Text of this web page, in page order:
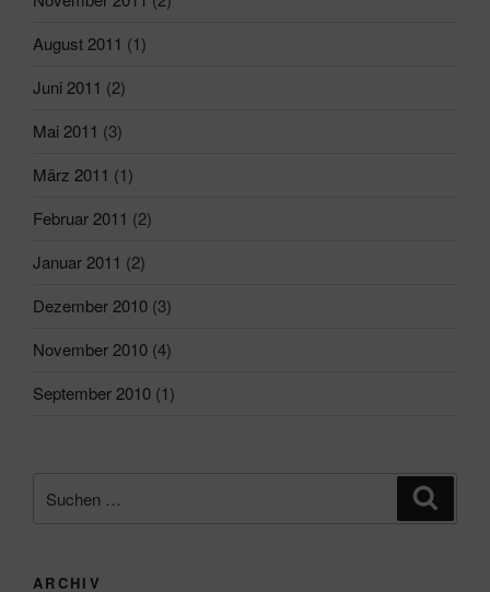
August 2011 (1)
Juni 2011 (2)
Mai 2011 (3)
März 2011 (1)
Februar 2011 (2)
Januar 2011 (2)
Dezember 2010 (3)
November 2010 (4)
September 2010 (1)
nach:
ARCHIV